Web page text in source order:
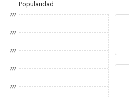
Popularidad
???
???
???
???
???